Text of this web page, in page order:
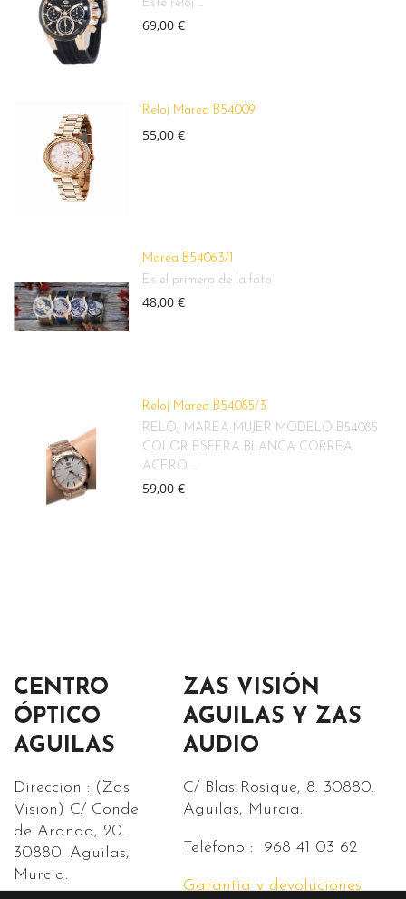
Este reloj ...
69,00 €
Reloj Marea B54009
55,00 €
Marea B54063/1
Es el primero de la foto
48,00 €
Reloj Marea B54085/3
RELOJ MAREA MUJER MODELO B54085
COLOR ESFERA BLANCA CORREA
ACERO ...
59,00 €
CENTRO
ÓPTICO
AGUILAS
Direccion : (Zas
Vision) C/ Conde
de Aranda, 20.
30880. Aguilas,
Murcia.
ZAS VISIÓN
AGUILAS Y ZAS
AUDIO
C/ Blas Rosique, 8. 30880.
Aguilas, Murcia.
Teléfono : 968 41 03 62
Garantía y devoluciones